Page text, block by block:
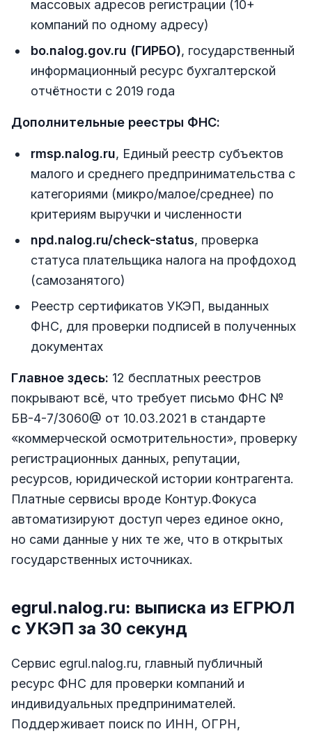
массовых адресов регистрации (10+
компаний по одному адресу)
bo.nalog.gov.ru (ГИРБО), государственный
информационный ресурс бухгалтерской
отчётности с 2019 года
Дополнительные реестры ФНС:
rmsp.nalog.ru, Единый реестр субъектов
малого и среднего предпринимательства с
категориями (микро/малое/среднее) по
критериям выручки и численности
npd.nalog.ru/check-status, проверка
статуса плательщика налога на профдоход
(самозанятого)
Реестр сертификатов УКЭП, выданных
ФНС, для проверки подписей в полученных
документах
Главное здесь: 12 бесплатных реестров
покрывают всё, что требует письмо ФНС №
БВ-4-7/3060@ от 10.03.2021 в стандарте
«коммерческой осмотрительности», проверку
регистрационных данных, репутации,
ресурсов, юридической истории контрагента.
Платные сервисы вроде Контур.Фокуса
автоматизируют доступ через единое окно,
но сами данные у них те же, что в открытых
государственных источниках.
egrul.nalog.ru: выписка из ЕГРЮЛ
с УКЭП за 30 секунд
Сервис egrul.nalog.ru, главный публичный
ресурс ФНС для проверки компаний и
индивидуальных предпринимателей.
Поддерживает поиск по ИНН, ОГРН,